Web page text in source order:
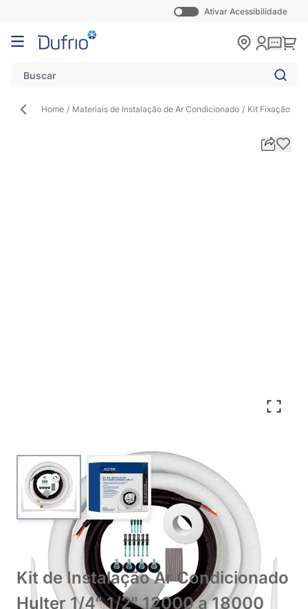
Ativar Acessibilidade
Pular para o conteúdo
Home / Materiais de Instalação de Ar Condicionado / Kit Fixação
View larger imageView larger image
Kit de Instalação Ar Condicionado
Hulter 1/4" 1/2" 12000 a 18000